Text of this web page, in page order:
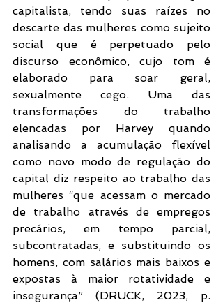
capitalista, tendo suas raízes no
descarte das mulheres como sujeito
social que é perpetuado pelo
discurso econômico, cujo tom é
elaborado para soar geral,
sexualmente cego. Uma das
transformações do trabalho
elencadas por Harvey quando
analisando a acumulação flexível
como novo modo de regulação do
capital diz respeito ao trabalho das
mulheres “que acessam o mercado
de trabalho através de empregos
precários, em tempo parcial,
subcontratadas, e substituindo os
homens, com salários mais baixos e
expostas à maior rotatividade e
insegurança” (DRUCK, 2023, p.